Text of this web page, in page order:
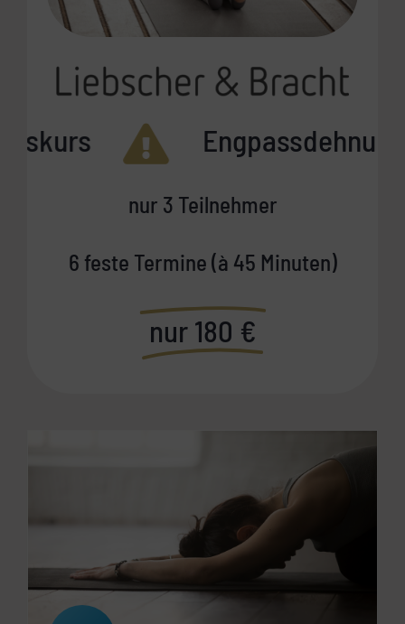
nur 3 Teilnehmer
6 feste Termine (à 45 Minuten)
nur 180 €